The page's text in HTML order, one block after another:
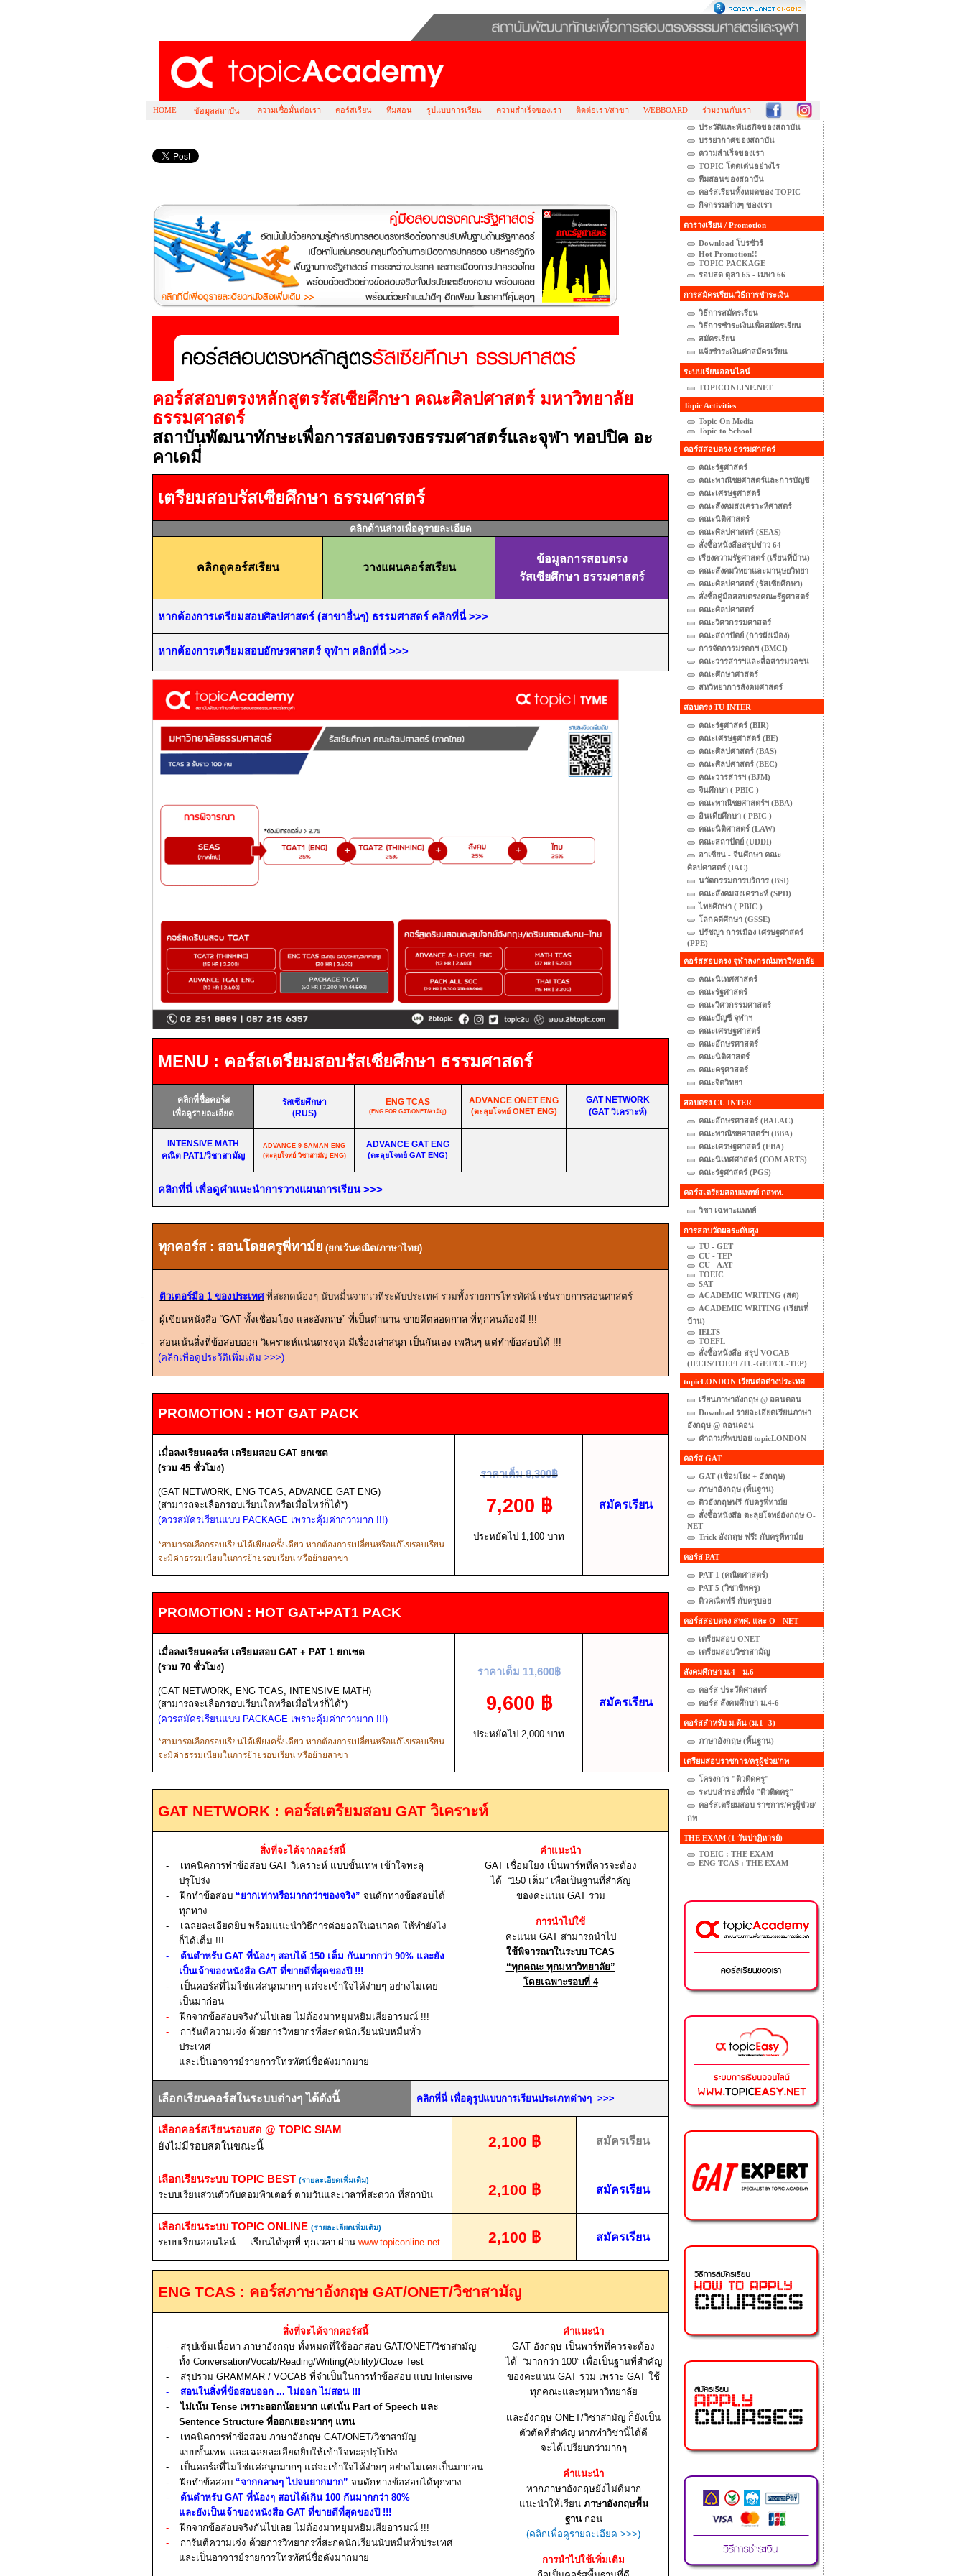
HOME ข้อมูลสถาบัน ความเชื่อมั่นต่อเรา คอร์สเรียน ทีมสอน รูปแบบการเรียน ความสำเร็จของเรา ติดต่อเรา/สาขา WEBBOARD ร่วมงานกับเรา
คอร์สสอบตรงหลักสูตรรัสเซียศึกษา คณะศิลปศาสตร์ มหาวิทยาลัย
ธรรมศาสตร์
สถาบันพัฒนาทักษะเพื่อการสอบตรงธรรมศาสตร์และจุฬา ทอปปิค อะ
คาเดมี่
เตรียมสอบรัสเซียศึกษา ธรรมศาสตร์
คลิกด้านล่างเพื่อดูรายละเอียด
คลิกดูคอร์สเรียน วางแผนคอร์สเรียน
ข้อมูลการสอบตรง
รัสเซียศึกษา ธรรมศาสตร์
หากต้องการเตรียมสอบศิลปศาสตร์ (สาขาอื่นๆ) ธรรมศาสตร์ คลิกที่นี่>>>
หากต้องการเตรียมสอบอักษรศาสตร์ จุฬาฯ คลิกที่นี่>>>
MENU : คอร์สเตรียมสอบรัสเซียศึกษา ธรรมศาสตร์
คลิกที่ชื่อคอร์ส
เพื่อดูรายละเอียด
รัสเซียศึกษา
(RUS)
ENG TCAS
(ENG FOR GAT/ONET/สามัญ)
ADVANCE ONET ENG
(ตะลุยโจทย์ ONET ENG)
GAT NETWORK
(GATวิเคราะห์)
INTENSIVE MATH
คณิต PAT1/วิชาสามัญ
ADVANCE 9-SAMAN ENG
(ตะลุยโจทย์ วิชาสามัญENG)
ADVANCE GAT ENG
(ตะลุยโจทย์ GAT ENG)
คลิกที่นี่ เพื่อดูคำแนะนำการวางแผนการเรียน>>>
ทุกคอร์ส : สอนโดยครูพี่ทาม์ย (ยกเว้นคณิต/ภาษาไทย)
- ติวเตอร์มือ1ของประเทศ ที่สะกดน้องๆ นับหมื่นจากเวทีระดับประเทศ รวมทั้งรายการโทรทัศน์ เช่นรายการสอนศาสตร์
- ผู้เขียนหนังสือ “GAT ทั้งเชื่อมโยง และอังกฤษ” ที่เป็นตำนาน ขายดีตลอดกาล ที่ทุกคนต้องมี !!!
- สอนเน้นสิ่งที่ข้อสอบออก วิเคราะห์แน่นตรงจุด มีเรื่องเล่าสนุก เป็นกันเอง เพลินๆ แต่ทำข้อสอบได้ !!!
(คลิกเพื่อดูประวัติเพิ่มเติม>>>)
PROMOTION : HOT GAT PACK
เมื่อลงเรียนคอร์ส เตรียมสอบ GAT ยกเซต
(รวม45 ชั่วโมง)
(GAT NETWORK, ENG TCAS, ADVANCE GAT ENG)
(สามารถจะเลือกรอบเรียนใดหรือเมื่อไหร่ก็ได้*)
(ควรสมัครเรียนแบบ PACKAGE เพราะคุ้มค่ากว่ามาก !!!)
*สามารถเลือกรอบเรียนได้เพียงครั้งเดียว หากต้องการเปลี่ยนหรือแก้ไขรอบเรียน
จะมีค่าธรรมเนียมในการย้ายรอบเรียน หรือย้ายสาขา
ราคาเต็ม8,300฿
7,200 ฿
ประหยัดไป 1,100 บาท
สมัครเรียน
PROMOTION : HOT GAT+PAT1 PACK
เมื่อลงเรียนคอร์ส เตรียมสอบ GAT + PAT 1 ยกเซต
(รวม70 ชั่วโมง)
(GAT NETWORK, ENG TCAS, INTENSIVE MATH)
(สามารถจะเลือกรอบเรียนใดหรือเมื่อไหร่ก็ได้*)
(ควรสมัครเรียนแบบ PACKAGE เพราะคุ้มค่ากว่ามาก !!!)
*สามารถเลือกรอบเรียนได้เพียงครั้งเดียว หากต้องการเปลี่ยนหรือแก้ไขรอบเรียน
จะมีค่าธรรมเนียมในการย้ายรอบเรียน หรือย้ายสาขา
ราคาเต็ม11,600฿
9,600 ฿
ประหยัดไป 2,000 บาท
สมัครเรียน
GAT NETWORK : คอร์สเตรียมสอบGATวิเคราะห์
สิ่งที่จะได้จากคอร์สนี้
-
เทคนิคการทำข้อสอบ GAT วิเคราะห์ แบบขั้นเทพ เข้าใจทะลุ
ปรุโปร่ง
-
ฝึกทำข้อสอบ “ยากเท่าหรือมากกว่าของจริง” จนดักทางข้อสอบได้
ทุกทาง
-
เฉลยละเอียดยิบ พร้อมแนะนำวิธีการต่อยอดในอนาคต ให้ทำยังไง
ก็ได้เต็ม !!!
-
ต้นตำหรับ GAT ที่น้องๆ สอบได้150 เต็ม กันมากกว่า 90% และยัง
เป็นเจ้าของหนังสือ GAT ที่ขายดีที่สุดของปี !!!
-
เป็นคอร์สที่ไม่ใช่แค่สนุกมากๆ แต่จะเข้าใจได้ง่ายๆ อย่างไม่เคย
เป็นมาก่อน
-
ฝึกจากข้อสอบจริงกันไปเลย ไม่ต้องมาหยุมหยิมเสียอารมณ์ !!!
-
การันตีความเจ๋ง ด้วยการวิทยากรที่สะกดนักเรียนนับหมื่นทั่ว
ประเทศ
และเป็นอาจารย์รายการโทรทัศน์ชื่อดังมากมาย
คำแนะนำ
GAT เชื่อมโยง เป็นพาร์ทที่ควรจะต้อง
ได้ “150 เต็ม” เพื่อเป็นฐานที่สำคัญ
ของคะแนน GAT รวม
การนำไปใช้
คะแนน GAT สามารถนำไป
ใช้พิจารณาในระบบ TCAS
“ทุกคณะ ทุกมหาวิทยาลัย”
โดยเฉพาะรอบที่ 4
เลือกเรียนคอร์สในระบบต่างๆ ได้ดังนี้ คลิกที่นี่ เพื่อดูรูปแบบการเรียนประเภทต่างๆ>>>
เลือกคอร์สเรียนรอบสด@ TOPIC SIAM
ยังไม่มีรอบสดในขณะนี้
2,100 ฿ สมัครเรียน
เลือกเรียนระบบTOPIC BEST (รายละเอียดเพิ่มเติม)
ระบบเรียนส่วนตัวกับคอมพิวเตอร์ ตามวันและเวลาที่สะดวก ที่สถาบัน 2,100 ฿ สมัครเรียน
เลือกเรียนระบบTOPIC ONLINE (รายละเอียดเพิ่มเติม)
ระบบเรียนออนไลน์ ... เรียนได้ทุกที่ ทุกเวลา ผ่านwww.topiconline.net 2,100 ฿ สมัครเรียน
ENG TCAS : คอร์สภาษาอังกฤษGAT/ONET/วิชาสามัญ
สิ่งที่จะได้จากคอร์สนี้
-
สรุปเข้มเนื้อหา ภาษาอังกฤษ ทั้งหมดที่ใช้ออกสอบ GAT/ONET/วิชาสามัญ
ทั้ง Conversation/Vocab/Reading/Writing(Ability)/Cloze Test
-
สรุปรวม GRAMMAR/ VOCAB ที่จำเป็นในการทำข้อสอบ แบบ Intensive
-
สอนในสิ่งที่ข้อสอบออก ... ไม่ออก ไม่สอน !!!
-
ไม่เน้น Tense เพราะออกน้อยมาก แต่เน้น Part of Speech และ
Sentence Structure ที่ออกเยอะมากๆ แทน
-
เทคนิคการทำข้อสอบ ภาษาอังกฤษ GAT/ONET/วิชาสามัญ
แบบขั้นเทพ และเฉลยละเอียดยิบให้เข้าใจทะลุปรุโปร่ง
-
เป็นคอร์สที่ไม่ใช่แค่สนุกมากๆ แต่จะเข้าใจได้ง่ายๆ อย่างไม่เคยเป็นมาก่อน
-
ฝึกทำข้อสอบ “จากกลางๆ ไปจนยากมาก” จนดักทางข้อสอบได้ทุกทาง
-
ต้นตำหรับ GAT ที่น้องๆ สอบได้เกิน100กันมากกว่า 80%
และยังเป็นเจ้าของหนังสือ GAT ที่ขายดีที่สุดของปี !!!
-
ฝึกจากข้อสอบจริงกันไปเลย ไม่ต้องมาหยุมหยิมเสียอารมณ์ !!!
-
การันตีความเจ๋ง ด้วยการวิทยากรที่สะกดนักเรียนนับหมื่นทั่วประเทศ
และเป็นอาจารย์รายการโทรทัศน์ชื่อดังมากมาย
คำแนะนำ
GAT อังกฤษ เป็นพาร์ทที่ควรจะต้อง
ได้ “มากกว่า 100” เพื่อเป็นฐานที่สำคัญ
ของคะแนน GAT รวม เพราะ GAT ใช้
ทุกคณะและทุมหาวิทยาลัย
และอังกฤษ ONET/วิชาสามัญ ก็ยังเป็น
ตัวตัดที่สำคัญ หากทำวิชานี้ได้ดี
จะได้เปรียบกว่ามากๆ
คำแนะนำ
หากภาษาอังกฤษยังไม่ดีมาก
แนะนำให้เรียน ภาษาอังกฤษพื้น
ฐานก่อน
(คลิกเพื่อดูรายละเอียด >>>)
การนำไปใช้เพิ่มเติม
ประวัติและพันธกิจของสถาบัน
บรรยากาศของสถาบัน
ความสำเร็จของเรา
TOPIC โดดเด่นอย่างไร
ทีมสอนของสถาบัน
คอร์สเรียนทั้งหมดของ TOPIC
กิจกรรมต่างๆ ของเรา
ตารางเรียน / Promotion
Download โบรชัวร์
Hot Promotion!!
TOPIC PACKAGE
รอบสด ตุลา 65 - เมษา 66
การสมัครเรียน/วิธีการชำระเงิน
วิธีการสมัครเรียน
วิธีการชำระเงินเพื่อสมัครเรียน
สมัครเรียน
แจ้งชำระเงินค่าสมัครเรียน
ระบบเรียนออนไลน์
TOPICONLINE.NET
Topic Activities
Topic On Media
Topic to School
คอร์สสอบตรง ธรรมศาสตร์
คณะรัฐศาสตร์
คณะพาณิชยศาสตร์และการบัญชี
คณะเศรษฐศาสตร์
คณะสังคมสงเคราะห์ศาสตร์
คณะนิติศาสตร์
คณะศิลปศาสตร์ (SEAS)
สั่งซื้อหนังสือสรุปข่าว 64
เรียงความรัฐศาสตร์ (เรียนที่บ้าน)
คณะสังคมวิทยาและมานุษยวิทยา
คณะศิลปศาสตร์ (รัสเซียศึกษา)
สั่งซื้อคู่มือสอบตรงคณะรัฐศาสตร์
คณะศิลปศาสตร์
คณะวิศวกรรมศาสตร์
คณะสถาปัตย์ (การผังเมือง)
การจัดการมรดกฯ (BMCI)
คณะวารสารฯและสื่อสารมวลชน
คณะศึกษาศาสตร์
สหวิทยาการสังคมศาสตร์
สอบตรง TU INTER
คณะรัฐศาสตร์ (BIR)
คณะเศรษฐศาสตร์ (BE)
คณะศิลปศาสตร์ (BAS)
คณะศิลปศาสตร์ (BEC)
คณะวารสารฯ (BJM)
จีนศึกษา ( PBIC )
คณะพาณิชยศาสตร์ฯ (BBA)
อินเดียศึกษา ( PBIC )
คณะนิติศาสตร์ (LAW)
คณะสถาปัตย์ (UDDI)
อาเซียน - จีนศึกษา คณะ
ศิลปศาสตร์ (IAC)
นวัตกรรมการบริการ (BSI)
คณะสังคมสงเคราะห์ (SPD)
ไทยศึกษา ( PBIC )
โลกคดีศึกษา (GSSE)
ปรัชญา การเมือง เศรษฐศาสตร์
(PPE)
คอร์สสอบตรง จุฬาลงกรณ์มหาวิทยาลัย
คณะนิเทศศาสตร์
คณะรัฐศาสตร์
คณะวิศวกรรมศาสตร์
คณะบัญชี จุฬาฯ
คณะเศรษฐศาสตร์
คณะอักษรศาสตร์
คณะนิติศาสตร์
คณะครุศาสตร์
คณะจิตวิทยา
สอบตรง CU INTER
คณะอักษรศาสตร์ (BALAC)
คณะพาณิชยศาสตร์ฯ (BBA)
คณะเศรษฐศาสตร์ (EBA)
คณะนิเทศศาสตร์ (COM ARTS)
คณะรัฐศาสตร์ (PGS)
คอร์สเตรียมสอบแพทย์ กสพท.
วิชา เฉพาะแพทย์
การสอบวัดผลระดับสูง
TU - GET
CU - TEP
CU - AAT
TOEIC
SAT
ACADEMIC WRITING (สด)
ACADEMIC WRITING (เรียนที่
บ้าน)
IELTS
TOEFL
สั่งซื้อหนังสือ สรุป VOCAB
(IELTS/TOEFL/TU-GET/CU-TEP)
topicLONDON เรียนต่อต่างประเทศ
เรียนภาษาอังกฤษ @ ลอนดอน
Download รายละเอียดเรียนภาษา
อังกฤษ @ ลอนดอน
คำถามที่พบบ่อย topicLONDON
คอร์ส GAT
GAT (เชื่อมโยง + อังกฤษ)
ภาษาอังกฤษ (พื้นฐาน)
ติวอังกฤษฟรี กับครูพี่ทาม์ย
สั่งซื้อหนังสือ ตะลุยโจทย์อังกฤษ O-
NET
Trick อังกฤษ ฟรี! กับครูพี่ทาม์ย
คอร์ส PAT
PAT 1 (คณิตศาสตร์)
PAT 5 (วิชาชีพครู)
ติวคณิตฟรี กับครูบอย
คอร์สสอบตรง สทศ. และ O - NET
เตรียมสอบ ONET
เตรียมสอบวิชาสามัญ
สังคมศึกษา ม.4 - ม.6
คอร์ส ประวัติศาสตร์
คอร์ส สังคมศึกษา ม.4-6
คอร์สสำหรับ ม.ต้น (ม.1- 3)
ภาษาอังกฤษ (พื้นฐาน)
เตรียมสอบราชการ/ครูผู้ช่วย/กพ
โครงการ "ติวติดครู"
ระบบสำรองที่นั่ง "ติวติดครู"
คอร์สเตรียมสอบ ราชการ/ครูผู้ช่วย/
กพ
THE EXAM (1 วันปาฏิหารย์)
TOEIC : THE EXAM
ENG TCAS : THE EXAM